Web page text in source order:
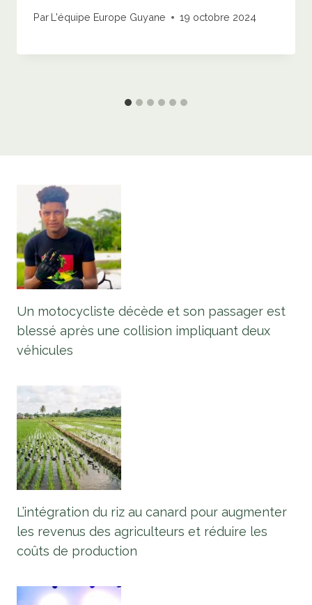
Par L'équipe Europe Guyane 19 octobre 2024
Un motocycliste décède et son passager est
blessé après une collision impliquant deux
véhicules
L’intégration du riz au canard pour augmenter
les revenus des agriculteurs et réduire les
coûts de production